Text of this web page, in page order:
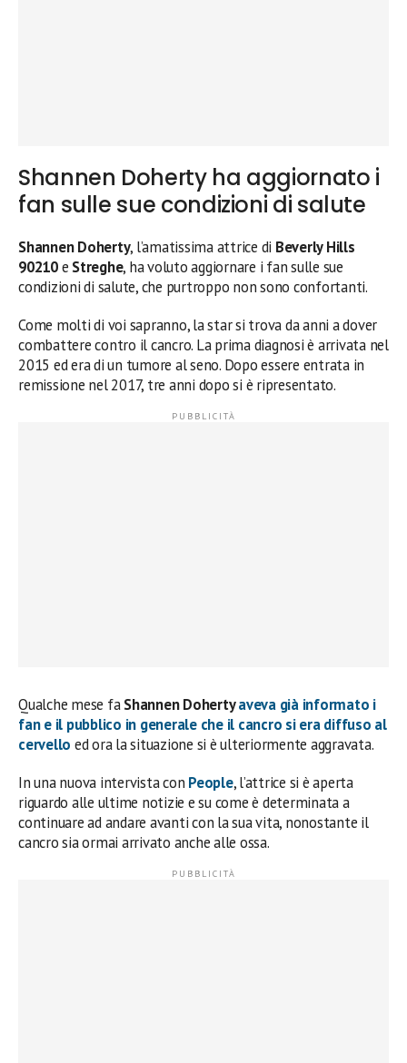
Shannen Doherty ha aggiornato i
fan sulle sue condizioni di salute
Shannen Doherty, l’amatissima attrice di Beverly Hills
90210e Streghe, ha voluto aggiornare i fan sulle sue
condizioni di salute, che purtroppo non sono confortanti.
Come molti di voi sapranno, la star si trova da anni a dover
combattere contro il cancro. La prima diagnosi è arrivata nel
2015 ed era di un tumore al seno. Dopo essere entrata in
remissione nel 2017, tre anni dopo si è ripresentato.
Qualche mese faShannen Dohertyaveva già informato i
fan e il pubblico in generale che il cancro si era diffuso al
cervello ed ora la situazione si è ulteriormente aggravata.
In una nuova intervista con People, l’attrice si è aperta
riguardo alle ultime notizie e su come è determinata a
continuare ad andare avanti con la sua vita, nonostante il
cancro sia ormai arrivato anche alle ossa.